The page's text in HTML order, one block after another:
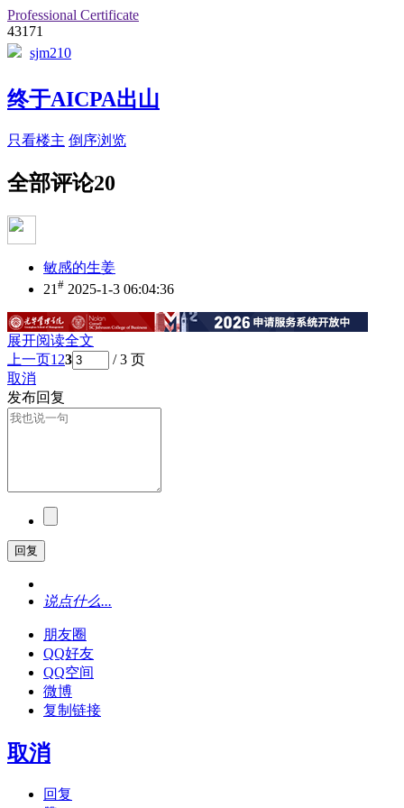
Professional Certificate
43171
sjm210
终于AICPA出山
只看楼主 倒序浏览
全部评论20
敏感的生姜
21 # 2025-1-3 06:04:36
展开阅读全文
上一页1 23
/ 3 页
取消
发布回复
回复
说点什么...
朋友圈
QQ好友
QQ空间
微博
复制链接
取消
回复